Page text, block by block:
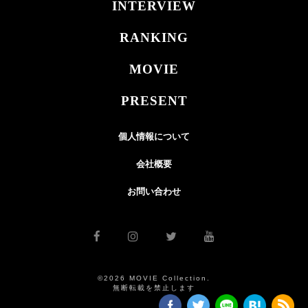
INTERVIEW
RANKING
MOVIE
PRESENT
個人情報について
会社概要
お問い合わせ
©2026 MOVIE Collection.
無断転載を禁止します